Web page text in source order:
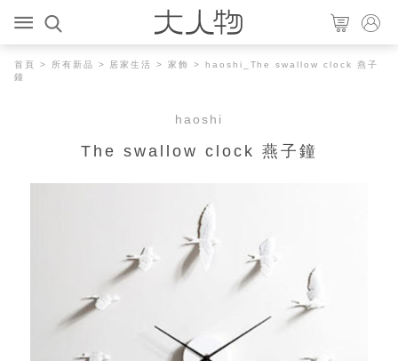
首頁 > 所有新品 > 居家生活 >家飾
> haoshi_The swallow clock 燕子
鐘
haoshi
The swallow clock 燕子鐘